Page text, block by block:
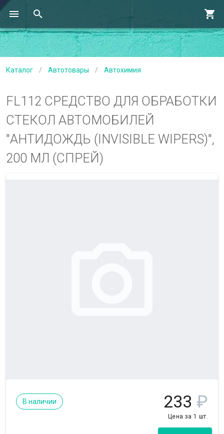
Каталог / Автотовары / Автохимия
FL112 СРЕДСТВО ДЛЯ ОБРАБОТКИ
СТЕКОЛ АВТОМОБИЛЕЙ
"АНТИДОЖДЬ (INVISIBLE WIPERS)",
200 МЛ (СПРЕЙ)
В наличии 233 ₽
Цена за 1 шт.